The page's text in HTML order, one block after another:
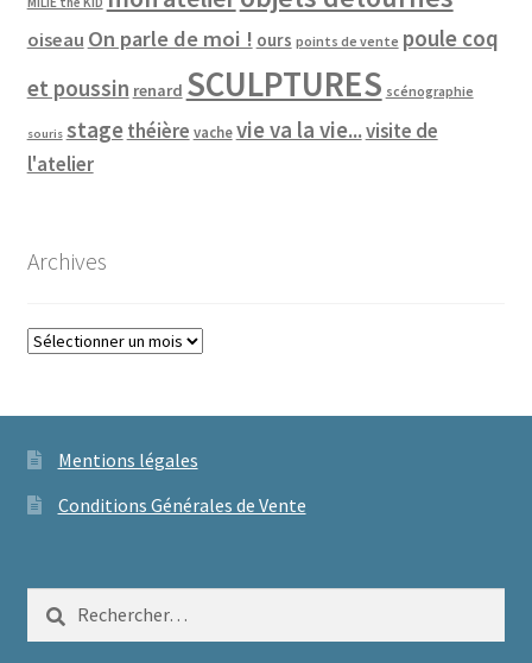
oiseau On parle de moi ! ours points de vente poule coq
et poussin renard SCULPTURES scénographie
souris stagethéière vache vie va la vie...visite de
l'atelier
Archives
Archives
Mentions légales
Conditions Générales de Vente
Rechercher :